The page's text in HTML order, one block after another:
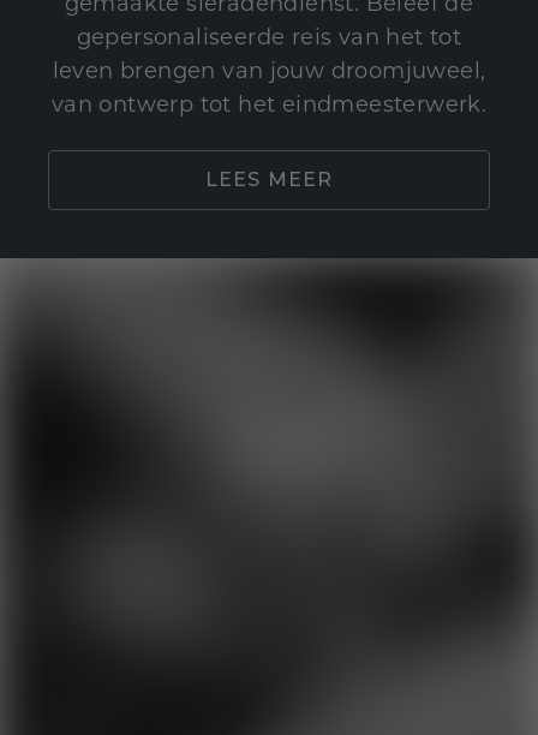
gepersonaliseerde reis van het tot
leven brengen van jouw droomjuweel,
van ontwerp tot het eindmeesterwerk.
LEES MEER